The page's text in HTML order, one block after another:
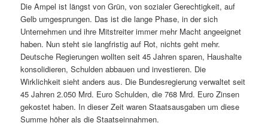
Die Ampel ist längst von Grün, von sozialer Gerechtigkeit, auf
Gelb umgesprungen. Das ist die lange Phase, in der sich
Unternehmen und ihre Mitstreiter immer mehr Macht angeeignet
haben. Nun steht sie langfristig auf Rot, nichts geht mehr.
Deutsche Regierungen wollten seit 45 Jahren sparen, Haushalte
konsolidieren, Schulden abbauen und investieren. Die
Wirklichkeit sieht anders aus. Die Bundesregierung verwaltet seit
45 Jahren 2.050 Mrd. Euro Schulden, die 768 Mrd. Euro Zinsen
gekostet haben. In dieser Zeit waren Staatsausgaben um diese
Summe höher als die Staatseinnahmen.